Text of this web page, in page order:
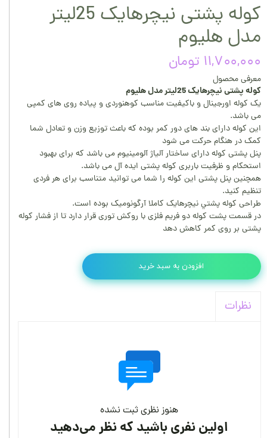
کوله پشتی نیچرهایک 25لیتر
مدل هلیوم
۱۱,۷۰۰,۰۰۰ تومان
معرفی محصول
کوله پشتی نیچرهایک 25لیتر مدل هلیوم
یک کوله اورجینال و باکیفیت مناسب کوهنوردی و پیاده روی های کمپی
می باشد.
این کوله دارای بند های دور کمر بوده که باعث توزیع وزن و تعادل شما
کمک در هنگام حرکت می شود
پنل پشتی کوله دارای ساختار آلیاژ آلومینیوم می باشد که برای بهبود
استحکام و ظرفیت باربری کوله پشتی ایده آل می باشد.
همچنین پنل پشتی این کوله را شما می توانید متناسب برای هر فردی
تنظیم کنید.
طراحی کوله پشتي نیچرهایک کاملا آرگونومیک بوده است.
در قسمت پشت کوله دو فریم فلزی با روکش توری قرار دارد تا از فشار کوله
پشتی بر روی کمر کاهش دهد
افزودن به سبد خرید
نظرات
هنوز نظری ثبت نشده
اولین نفری باشید که نظر می‌دهید